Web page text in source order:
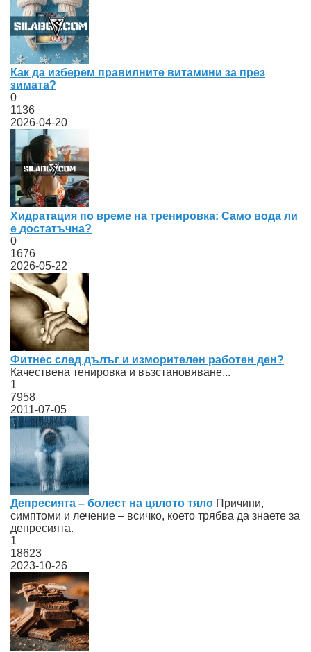
Как да изберем правилните витамини за през
зимата?
0
1136
2026-04-20
Хидратация по време на тренировка: Само вода ли
е достатъчна?
0
1676
2026-05-22
Фитнес след дълъг и изморителен работен ден?
Качествена тенировка и възстановяване...
1
7958
2011-07-05
Депресията – болест на цялото тяло Причини,
симптоми и лечение – всичко, което трябва да знаете за
депресията.
1
18623
2023-10-26